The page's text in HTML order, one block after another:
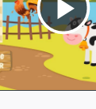
la